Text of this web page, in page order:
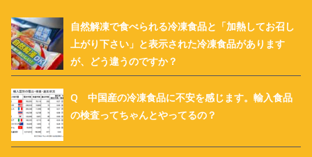
自然解凍で食べられる冷凍食品と「加熱してお召し
上がり下さい」と表示された冷凍食品があります
が、どう違うのですか？
Q 中国産の冷凍食品に不安を感じます。輸入食品
の検査ってちゃんとやってるの？